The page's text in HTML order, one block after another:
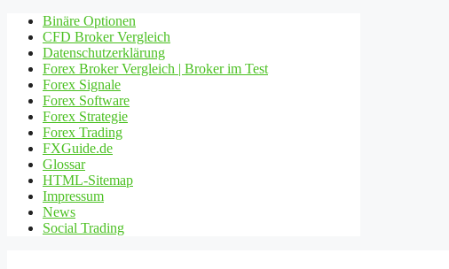
Binäre Optionen
CFD Broker Vergleich
Datenschutzerklärung
Forex Broker Vergleich | Broker im Test
Forex Signale
Forex Software
Forex Strategie
Forex Trading
FXGuide.de
Glossar
HTML-Sitemap
Impressum
News
Social Trading